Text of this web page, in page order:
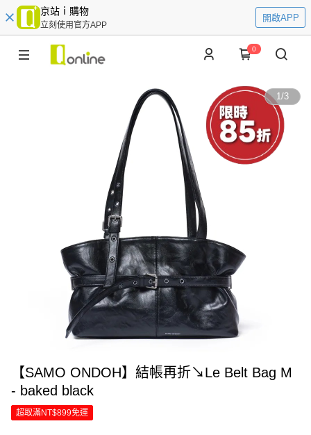
京站ｉ購物
立刻使用官方APP
開啟APP
0
1/3
【SAMO ONDOH】結帳再折↘Le Belt Bag M
- baked black
超取滿NT$899免運